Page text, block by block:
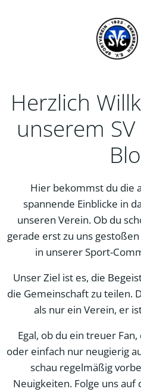
Herzlich
unserem
Hier bekommst du die
spannende Einblicke in
unseren Verein. Ob du
gerade erst zu uns
in unserer Sport-
Unser Ziel ist es, die
die Gemeinschaft zu teilen.
als nur ein Verein, er
Egal, ob du ein treuer
oder einfach nur neugierig
schau regelmäßig
Neuigkeiten. Folge uns auf